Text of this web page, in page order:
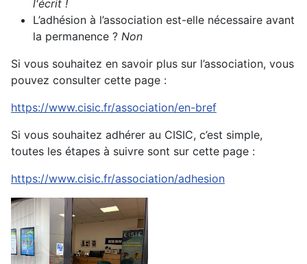
l'écrit !
L’adhésion à l’association est-elle nécessaire avant
la permanence ? Non
Si vous souhaitez en savoir plus sur l’association, vous
pouvez consulter cette page :
https://www.cisic.fr/association/en-bref
Si vous souhaitez adhérer au CISIC, c’est simple,
toutes les étapes à suivre sont sur cette page :
https://www.cisic.fr/association/adhesion